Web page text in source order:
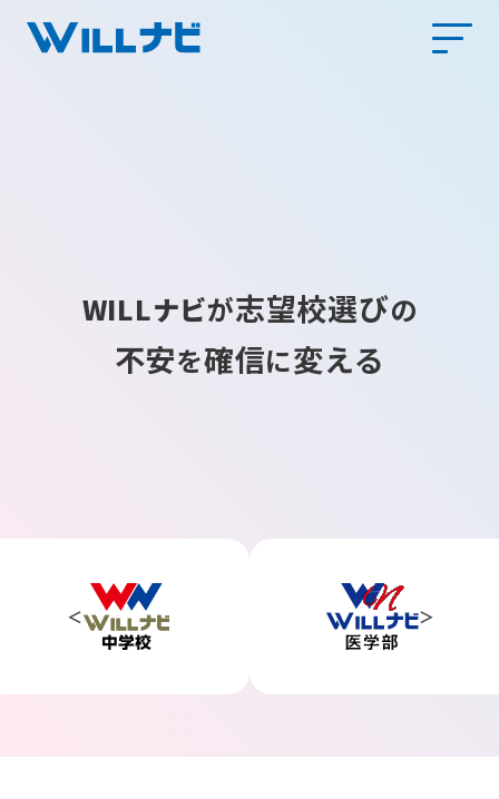
WILLナビが志望校選びの
不安を確信に変える